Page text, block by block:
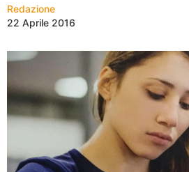
Redazione
22 Aprile 2016